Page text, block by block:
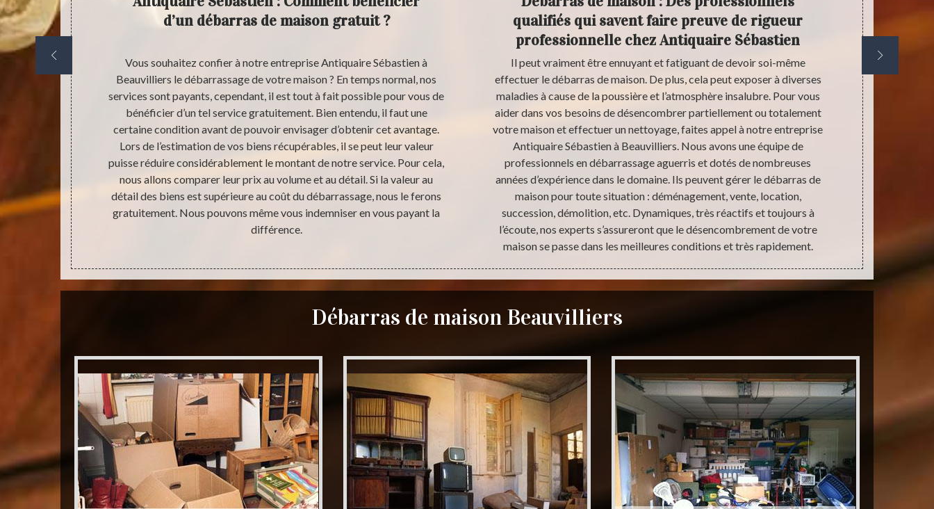
raisons :
un débarras
d’un débarras de maison gratuit ?
Vous souhaitez confier à notre entreprise Antiquaire Sébastien à
Beauvilliers le débarrassage de votre maison ? En temps normal, nos
services sont payants, cependant, il est tout à fait possible pour vous de
bénéficier d’un tel service gratuitement. Bien entendu, il faut une
certaine condition avant de pouvoir envisager d’obtenir cet avantage.
Lors de l’estimation de vos biens récupérables, il se peut leur valeur
puisse réduire considérablement le montant de notre service. Pour cela,
nous allons comparer leur prix au volume et au détail. Si la valeur au
détail des biens est supérieure au coût du débarrassage, nous le ferons
gratuitement. Nous pouvons même vous indemniser en vous payant la
différence.
qualifiés qui savent faire preuve de rigueur
professionnelle chez Antiquaire Sébastien
Il peut vraiment être ennuyant et fatiguant de devoir soi-même
effectuer le débarras de maison. De plus, cela peut exposer à diverses
maladies à cause de la poussière et l’atmosphère insalubre. Pour vous
aider dans vos besoins de désencombrer partiellement ou totalement
votre maison et effectuer un nettoyage, faites appel à notre entreprise
Antiquaire Sébastien à Beauvilliers. Nous avons une équipe de
professionnels en débarrassage aguerris et dotés de nombreuses
années d’expérience dans le domaine. Ils peuvent gérer le débarras de
maison pour toute situation : déménagement, vente, location,
succession, démolition, etc. Dynamiques, très réactifs et toujours à
l’écoute, nos experts s’assureront que le désencombrement de votre
maison se passe dans les meilleures conditions et très rapidement.
Les cas de
Débarras de maison Beauvilliers